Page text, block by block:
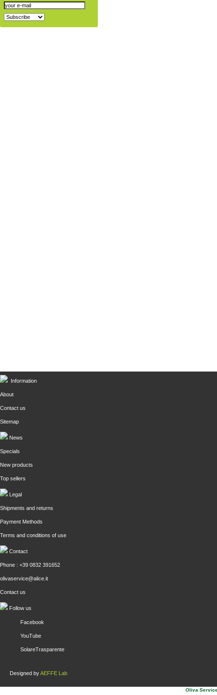
Information
About
Contact us
Sitemap
News
Specials
New products
Top sellers
Legal
Shipments and returns
Payment Methods
Terms and conditions of use
Contact
Phone : +39 0832 391652
olivaservice@alice.it
Contact us
Follow us
Facebook
YouTube
SolareTrasparente
Designed byAEFFE Lab
Oliva